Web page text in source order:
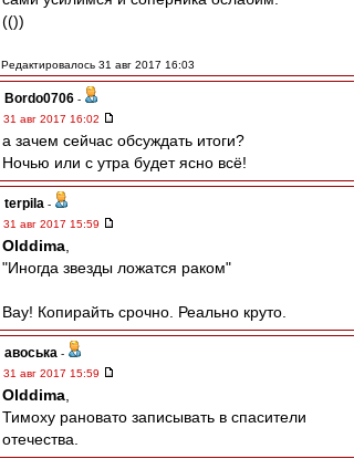
(())
Редактировалось 31 авг 2017 16:03
Bordo0706 -
31 авг 2017 16:02
а зачем сейчас обсуждать итоги?
Ночью или с утра будет ясно всё!
terpila -
31 авг 2017 15:59
Olddima
"Иногда звезды ложатся раком"
Вау! Копирайть срочно. Реально круто.
авоська -
31 авг 2017 15:59
Olddima
Тимоху рановато записывать в спасители
отечества.